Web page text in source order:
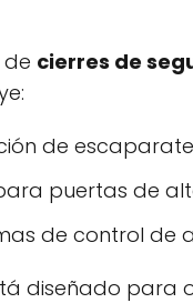
cierres de
de
puertas de
de control de
diseñado para